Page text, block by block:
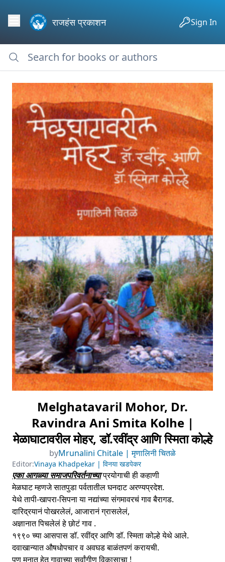
राजहंस प्रकाशन Sign In
Melghatavaril Mohor, Dr.
Ravindra Ani Smita Kolhe |
मेळाघाटावरील मोहर, डॉ.रवींद्र आणि स्मिता कोल्हे
byMrunalini Chitale | मृणालिनी चितळे
Editor:Vinaya Khadpekar | विनया खडपेकर
एका आगळ्या समाजपरिवर्तनाच्याप्रयोगाची ही कहाणी
मेळघाट म्हणजे सातपुडा पर्वतातील घनदाट अरण्यप्रदेश.
येथे तापी-खापरा-सिपना या नद्यांच्या संगमावरचं गाव बैरागड.
दारिद्रयानं पोखरलेलं, आजारानं ग्रासलेलं,
अज्ञानात पिचलेलं हे छोटं गाव .
१९९० च्या आसपास डॉ. रवींद्र आणि डॉ. स्मिता कोल्हे येथे आले.
दवाखान्यात औषधोपचार व अवघड बाळंतपणं करायची.
पण मनात हेतू गावाच्या सर्वांगीण विकासाचा !